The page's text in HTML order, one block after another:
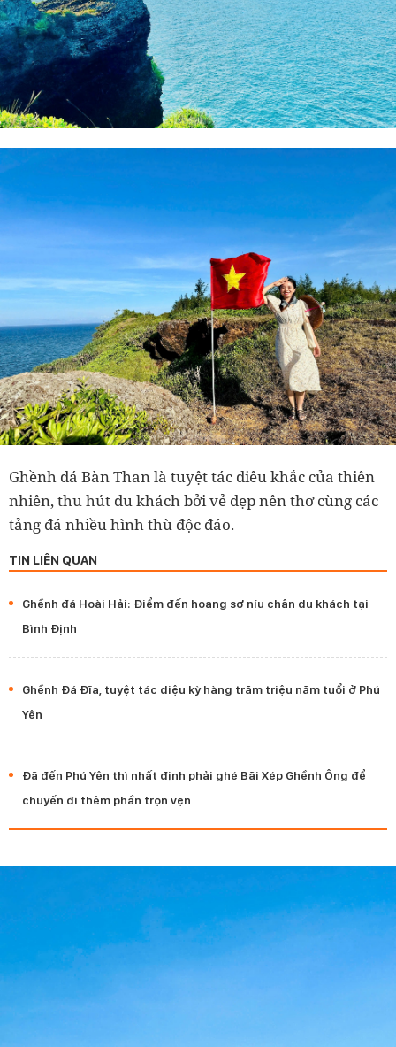
Ghềnh đá Bàn Than là tuyệt tác điêu khắc của thiên
nhiên, thu hút du khách bởi vẻ đẹp nên thơ cùng các
tảng đá nhiều hình thù độc đáo.
TIN LIÊN QUAN
Ghềnh đá Hoài Hải: Điểm đến hoang sơ níu chân du khách tại
Bình Định
Ghềnh Đá Đĩa, tuyệt tác diệu kỳ hàng trăm triệu năm tuổi ở Phú
Yên
Đã đến Phú Yên thì nhất định phải ghé Bãi Xép Ghềnh Ông để
chuyến đi thêm phần trọn vẹn